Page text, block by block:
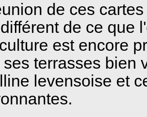
de ces
de ce que
est encore
ses terrasses bien
levensoise et